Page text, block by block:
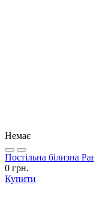
Немає
Постільна білизна
0 грн.
Купити